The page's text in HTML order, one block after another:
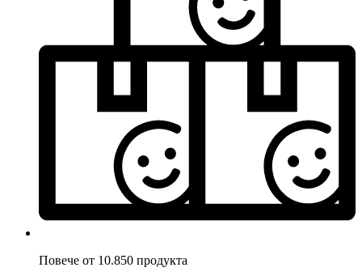
Повече от 10.850 продукта